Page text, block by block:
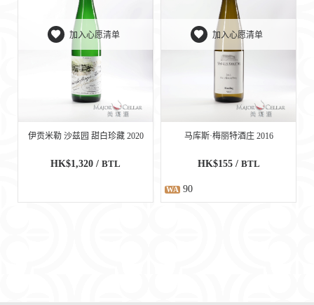
加入心愿清单
伊贡米勒 沙兹园 甜白珍藏 2020
HK$1,320 / BTL
加入心愿清单
马库斯·梅丽特酒庄 2016
HK$155 / BTL
WA 90